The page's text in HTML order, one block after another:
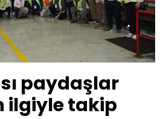
paydaşlar
ilgiyle takip